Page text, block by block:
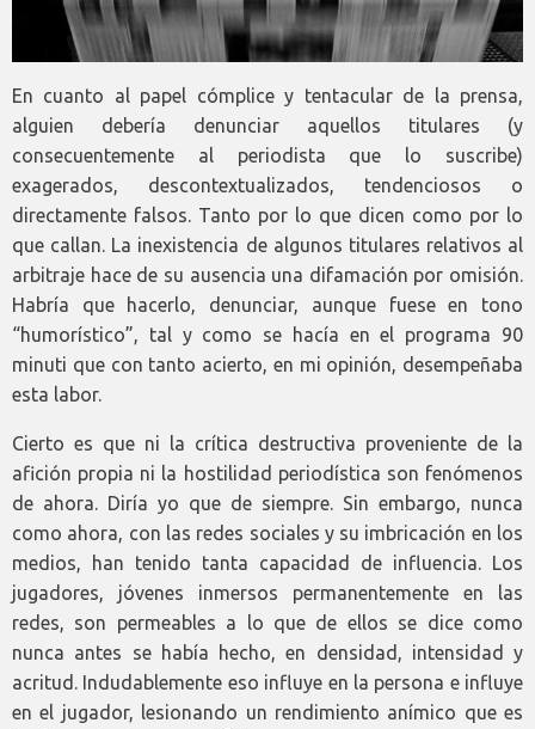
En cuanto al papel cómplice y tentacular de la prensa,
alguien debería denunciar aquellos titulares (y
consecuentemente al periodista que lo suscribe)
exagerados, descontextualizados, tendenciosos o
directamente falsos. Tanto por lo que dicen como por lo
que callan. La inexistencia de algunos titulares relativos al
arbitraje hace de su ausencia una difamación por omisión.
Habría que hacerlo, denunciar, aunque fuese en tono
“humorístico”, tal y como se hacía en el programa 90
minuti que con tanto acierto, en mi opinión, desempeñaba
esta labor.
Cierto es que ni la crítica destructiva proveniente de la
afición propia ni la hostilidad periodística son fenómenos
de ahora. Diría yo que de siempre. Sin embargo, nunca
como ahora, con las redes sociales y su imbricación en los
medios, han tenido tanta capacidad de influencia. Los
jugadores, jóvenes inmersos permanentemente en las
redes, son permeables a lo que de ellos se dice como
nunca antes se había hecho, en densidad, intensidad y
acritud. Indudablemente eso influye en la persona e influye
en el jugador, lesionando un rendimiento anímico que es